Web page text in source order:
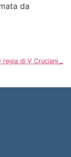
da
di V Cruciani _